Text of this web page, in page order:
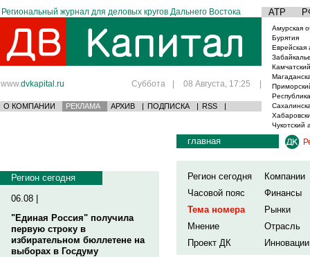
Региональный журнал для деловых кругов Дальнего Востока АТР
www.dvkapital.ru Суббота | 08 Августа, 17:25 |
О КОМПАНИИ РЕКЛАМА АРХИВ | ПОДПИСКА | RSS |
Амурская
Бурятия
Еврейская
Чукотский
Регион сегодня
06.08 |
"Единая Россия" получила
первую строку в
избирательном бюллетене на
выборах в Госдуму
главная
Регион сегодня
Компании
Часовой пояс
Финансы
Тема номера
Рынки
Мнение
Отрасль
Проект ДК
Инновации